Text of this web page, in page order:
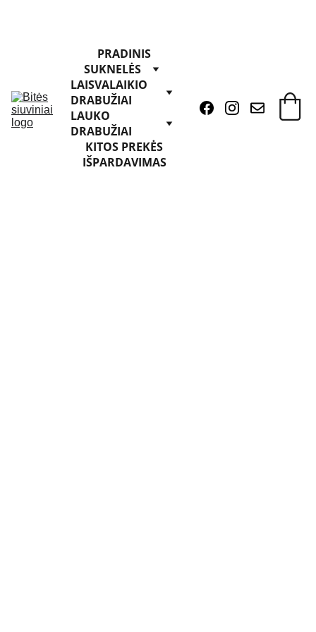
PRADINIS
SUKNELĖS
LAISVALAIKIO
DRABUŽIAI
LAUKO
DRABUŽIAI
KITOS PREKĖS
IŠPARDAVIMAS